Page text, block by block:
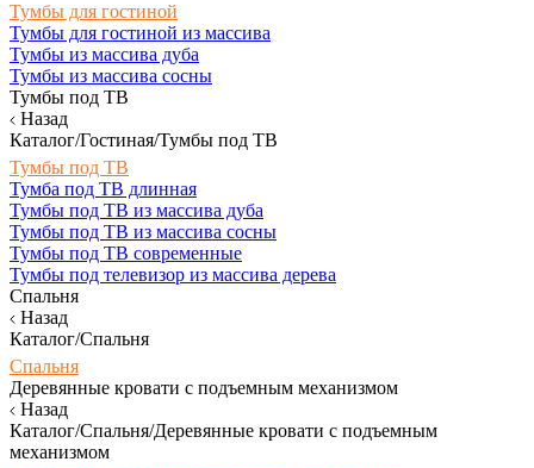
Тумбы для гостиной
Тумбы для гостиной из массива
Тумбы из массива дуба
Тумбы из массива сосны
Тумбы под ТВ
Назад
Каталог/Гостиная/Тумбы под ТВ
Тумбы под ТВ
Тумба под ТВ длинная
Тумбы под ТВ из массива дуба
Тумбы под ТВ из массива сосны
Тумбы под ТВ современные
Тумбы под телевизор из массива дерева
Спальня
Назад
Каталог/Спальня
Спальня
Деревянные кровати с подъемным механизмом
Назад
Каталог/Спальня/Деревянные кровати с подъемным
механизмом